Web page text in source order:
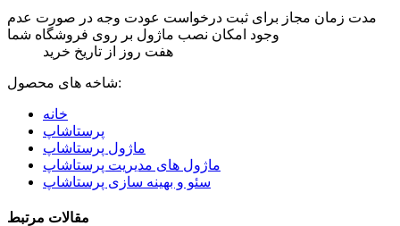
مدت زمان مجاز برای ثبت درخواست عودت وجه در صورت عدم
وجود امکان نصب ماژول بر روی فروشگاه شما
هفت روز از تاریخ خرید
شاخه های محصول:
خانه
پرستاشاپ
ماژول پرستاشاپ
ماژول های مدیریت پرستاشاپ
سئو و بهینه سازی پرستاشاپ
مقالات مرتبط